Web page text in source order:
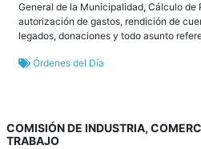
General de la Municipalidad, Cálculo de
autorización de gastos, rendición de
legados, donaciones y todo asunto
Órdenes del Día
COMISIÓN DE INDUSTRIA,
TRABAJO